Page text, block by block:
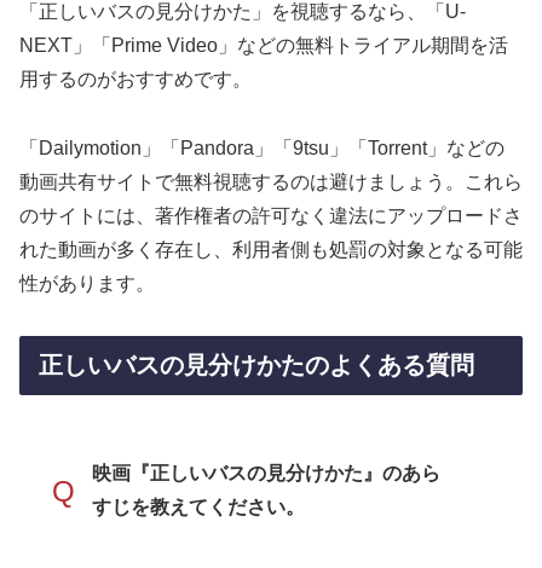
「正しいバスの見分けかた」を視聴するなら、「U-
NEXT」「Prime Video」などの無料トライアル期間を活
用するのがおすすめです。
「Dailymotion」「Pandora」「9tsu」「Torrent」などの
動画共有サイトで無料視聴するのは避けましょう。これら
のサイトには、著作権者の許可なく違法にアップロードさ
れた動画が多く存在し、利用者側も処罰の対象となる可能
性があります。
正しいバスの見分けかたのよくある質問
Q
映画『正しいバスの見分けかた』のあら
すじを教えてください。